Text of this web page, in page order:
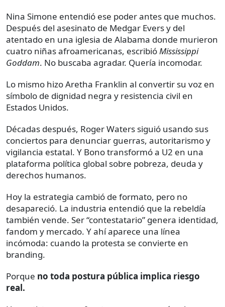
Nina Simone entendió ese poder antes que muchos.
Después del asesinato de Medgar Evers y del
atentado en una iglesia de Alabama donde murieron
cuatro niñas afroamericanas, escribióMississippi
Goddam. No buscaba agradar. Quería incomodar.
Lo mismo hizo Aretha Franklin al convertir su voz en
símbolo de dignidad negra y resistencia civil en
Estados Unidos.
Décadas después, Roger Waters siguió usando sus
conciertos para denunciar guerras, autoritarismo y
vigilancia estatal. Y Bono transformó a U2 en una
plataforma política global sobre pobreza, deuda y
derechos humanos.
Hoy la estrategia cambió de formato, pero no
desapareció. La industria entendió que la rebeldía
también vende. Ser “contestatario” genera identidad,
fandom y mercado. Y ahí aparece una línea
incómoda: cuando la protesta se convierte en
branding.
Porque no toda postura pública implica riesgo
real.